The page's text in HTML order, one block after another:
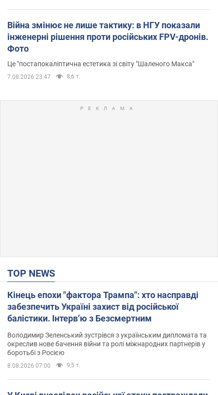
Війна змінює не лише тактику: в НГУ показали
інженерні рішення проти російських FPV-дронів.
Фото
Це "постапокаліптична естетика зі світу "Шаленого Макса"
7.08.2026 23:47 8,6 т.
TOP NEWS
Кінець епохи "фактора Трампа": хто насправді
забезпечить Україні захист від російської
балістики. Інтерв’ю з Безсмертним
Володимир Зеленський зустрівся з українським дипломата та
окреслив нове бачення війни та ролі міжнародних партнерів у
боротьбі з Росією
8.08.2026 07:00 9,5 т.